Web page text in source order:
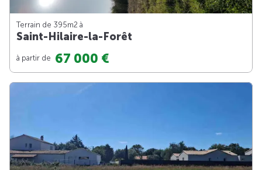
Terrain de 395m2 à
Saint-Hilaire-la-Forêt
à partir de 67 000 €